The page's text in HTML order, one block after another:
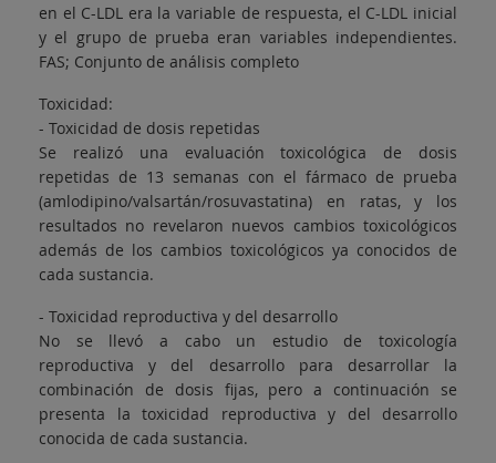
en el C-LDL era la variable de respuesta, el C-LDL inicial
y el grupo de prueba eran variables independientes.
FAS; Conjunto de análisis completo
Toxicidad:
- Toxicidad de dosis repetidas
Se realizó una evaluación toxicológica de dosis
repetidas de 13 semanas con el fármaco de prueba
(amlodipino/valsartán/rosuvastatina) en ratas, y los
resultados no revelaron nuevos cambios toxicológicos
además de los cambios toxicológicos ya conocidos de
cada sustancia.
- Toxicidad reproductiva y del desarrollo
No se llevó a cabo un estudio de toxicología
reproductiva y del desarrollo para desarrollar la
combinación de dosis fijas, pero a continuación se
presenta la toxicidad reproductiva y del desarrollo
conocida de cada sustancia.